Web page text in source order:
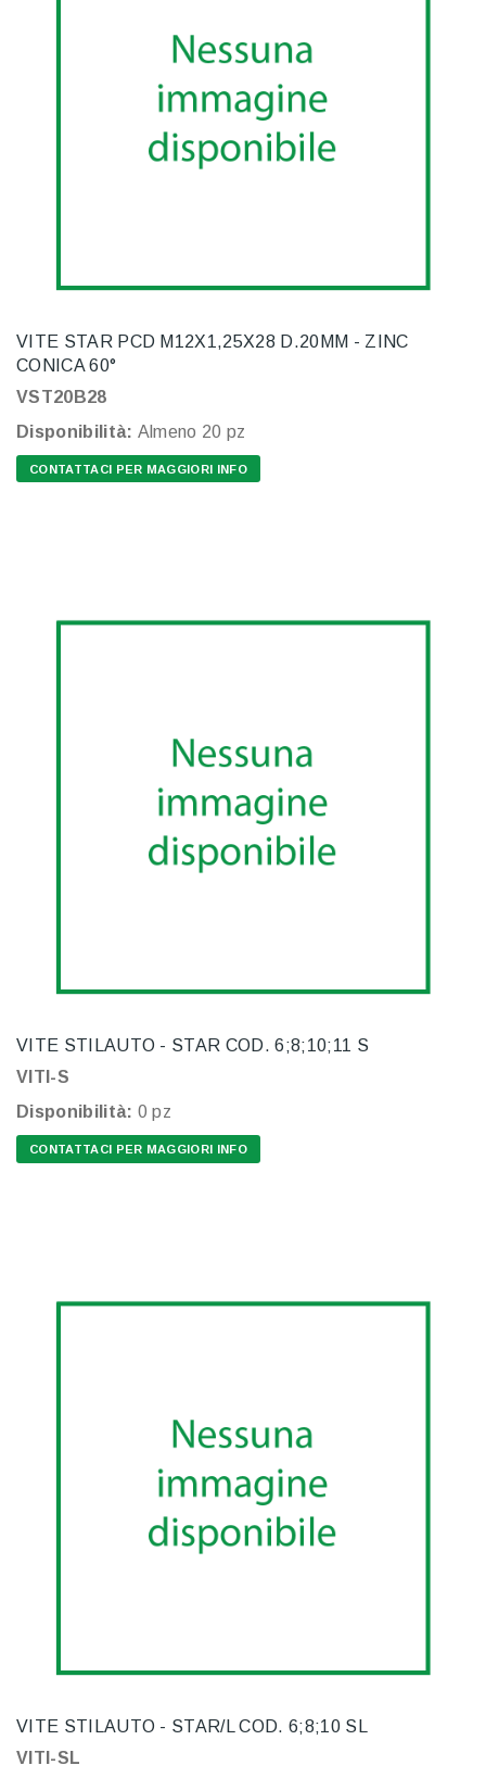
VITE STAR PCD M12X1,25X28 D.20MM - ZINC
CONICA 60°
VST20B28
Disponibilità: Almeno 20 pz
CONTATTACI PER MAGGIORI INFO
VITE STILAUTO - STAR COD. 6;8;10;11 S
VITI-S
Disponibilità: 0 pz
CONTATTACI PER MAGGIORI INFO
VITE STILAUTO - STAR/L COD. 6;8;10 SL
VITI-SL